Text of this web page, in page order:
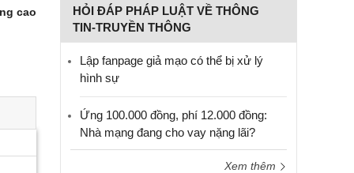
cao
HỎI ĐÁP PHÁP LUẬT VỀ THÔNG
TIN-TRUYỀN THÔNG
Lập fanpage giả mạo có thể bị xử lý
hình sự
Ứng 100.000 đồng, phí 12.000 đồng:
Nhà mạng đang cho vay nặng lãi?
Xem thêm